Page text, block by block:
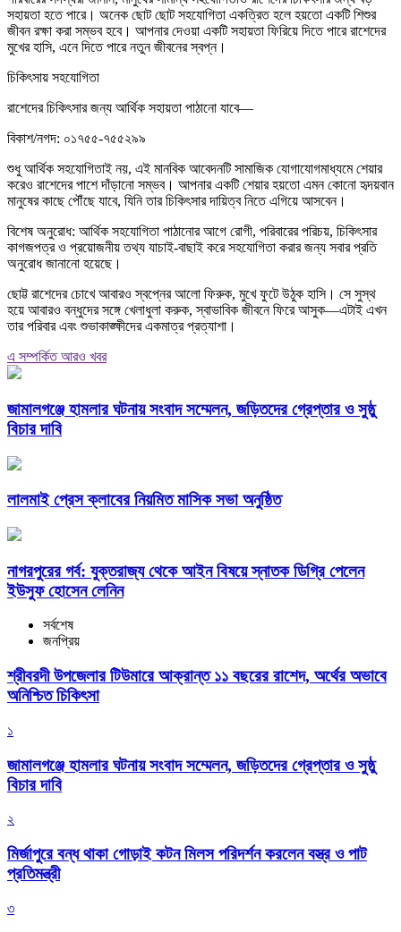
সহায়তা হতে পারে। অনেক ছোট ছোট সহযোগিতা একত্রিত হলে হয়তো একটি শিশুর
জীবন রক্ষা করা সম্ভব হবে। আপনার দেওয়া একটি সহায়তা ফিরিয়ে দিতে পারে রাশেদের
মুখের হাসি, এনে দিতে পারে নতুন জীবনের স্বপ্ন।
চিকিৎসায় সহযোগিতা
রাশেদের চিকিৎসার জন্য আর্থিক সহায়তা পাঠানো যাবে—
বিকাশ/নগদ: ০১৭৫৫-৭৫৫২৯৯
শুধু আর্থিক সহযোগিতাই নয়, এই মানবিক আবেদনটি সামাজিক যোগাযোগমাধ্যমে শেয়ার
করেও রাশেদের পাশে দাঁড়ানো সম্ভব। আপনার একটি শেয়ার হয়তো এমন কোনো হৃদয়বান
মানুষের কাছে পৌঁছে যাবে, যিনি তার চিকিৎসার দায়িত্ব নিতে এগিয়ে আসবেন।
বিশেষ অনুরোধ: আর্থিক সহযোগিতা পাঠানোর আগে রোগী, পরিবারের পরিচয়, চিকিৎসার
কাগজপত্র ও প্রয়োজনীয় তথ্য যাচাই-বাছাই করে সহযোগিতা করার জন্য সবার প্রতি
অনুরোধ জানানো হয়েছে।
ছোট্ট রাশেদের চোখে আবারও স্বপ্নের আলো ফিরুক, মুখে ফুটে উঠুক হাসি। সে সুস্থ
হয়ে আবারও বন্ধুদের সঙ্গে খেলাধুলা করুক, স্বাভাবিক জীবনে ফিরে আসুক—এটাই এখন
তার পরিবার এবং শুভাকাঙ্ক্ষীদের একমাত্র প্রত্যাশা।
এ সম্পর্কিত আরও খবর
জামালগঞ্জে হামলার ঘটনায় সংবাদ সম্মেলন, জড়িতদের গ্রেপ্তার ও সুষ্ঠু
বিচার দাবি
লালমাই প্রেস ক্লাবের নিয়মিত মাসিক সভা অনুষ্ঠিত
নাগরপুরের গর্ব: যুক্তরাজ্য থেকে আইন বিষয়ে স্নাতক ডিগ্রি পেলেন
ইউসুফ হোসেন লেনিন
সর্বশেষ
জনপ্রিয়
শ্রীবরদী উপজেলার টিউমারে আক্রান্ত ১১ বছরের রাশেদ, অর্থের অভাবে
অনিশ্চিত চিকিৎসা
১
জামালগঞ্জে হামলার ঘটনায় সংবাদ সম্মেলন, জড়িতদের গ্রেপ্তার ও সুষ্ঠু
বিচার দাবি
২
মির্জাপুরে বন্ধ থাকা গোড়াই কটন মিলস পরিদর্শন করলেন বস্ত্র ও পাট
প্রতিমন্ত্রী
৩